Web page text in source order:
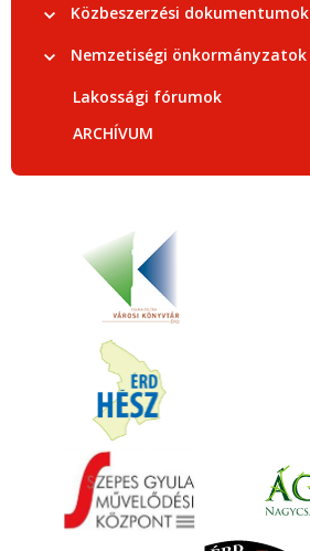
Közbeszerzési dokumentumok
Nemzetiségi önkormányzatok
Lakossági fórumok
ARCHÍVUM